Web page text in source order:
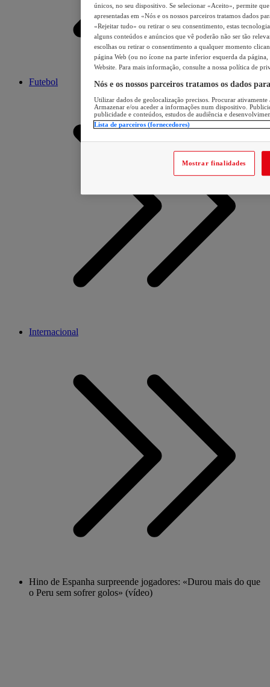
Futebol
Internacional
Hino de Espanha surpreende jogadores: «Durou mais do que
o Peru sem sofrer golos» (vídeo)
únicos, no seu dispositivo. Se selecionar «Aceito», permite
apresentadas em «Nós e os nossos parceiros tratamos dados
«Rejeitar tudo» ou retirar o seu consentimento, estas
alguns conteúdos e anúncios que vê poderão não ser tão
escolhas ou retirar o consentimento a qualquer momento
página Web (ou no ícone na parte inferior esquerda da página,
Website. Para mais informação, consulte a nossa política de
Nós e os nossos parceiros tratamos os dados
Utilizar dados de geolocalização precisos. Procurar
Armazenar e/ou aceder a informações num dispositivo.
publicidade e conteúdos, estudos de audiência e
Lista de parceiros (fornecedores)
Mostrar finalidades